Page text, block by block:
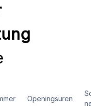
Openingsuren